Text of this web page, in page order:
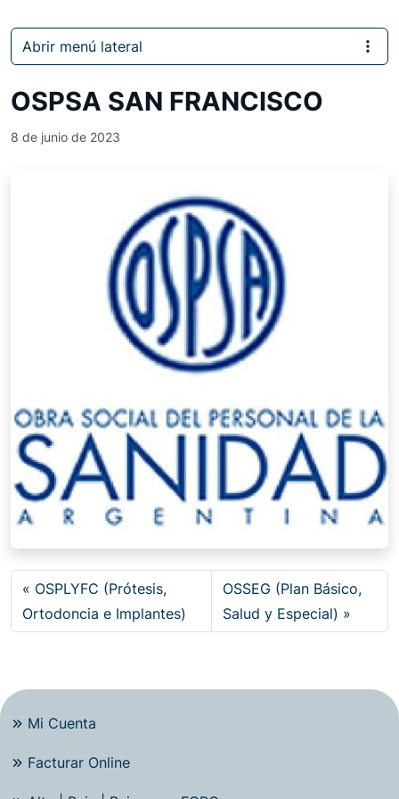
OSPSA SAN FRANCISCO
8 de junio de 2023
OSPLYFC (Prótesis,
Ortodoncia e Implantes)
OSSEG (Plan Básico,
Salud y Especial)
Abrir menú lateral
Mi Cuenta
Facturar Online